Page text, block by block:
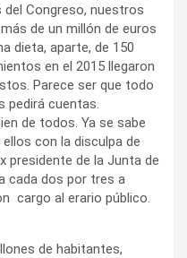
Congreso, nuestros
de un millón de euros
dieta, aparte, de 150
en el 2015 llegaron
Parece ser que todo
pedirá cuentas.
de todos. Ya se sabe
con la disculpa de
presidente de la Junta de
cada dos por tres a
cargo al erario público.
de habitantes,